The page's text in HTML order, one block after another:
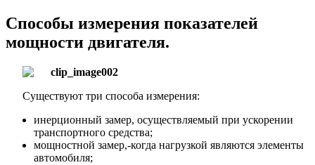
Способы измерения показателей
мощности двигателя.
Существуют три способа измерения:
инерционный замер, осуществляемый при ускорении
транспортного средства;
мощностной замер,-когда нагрузкой являются элементы
автомобиля;